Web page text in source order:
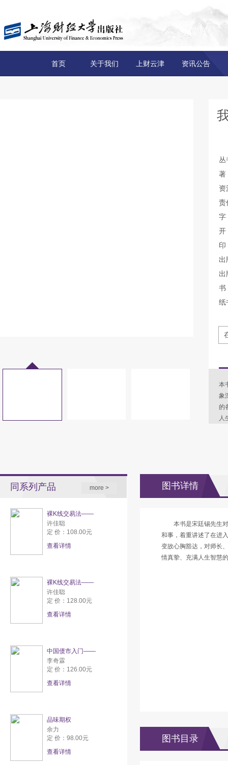
首页 关于我们 上财云津 资讯公告
丛
著
资
责
出
出
纸
本
象
的
人
同系列产品 more >
裸K线交易法——
许佳聪
定 价：108.00元
查看详情
裸K线交易法——
许佳聪
定 价：128.00元
查看详情
中国债市入门——
李奇霖
定 价：126.00元
查看详情
品味期权
余力
定 价：98.00元
查看详情
图书详情
本书是宋廷锡先生
和事，着重讲述了在进
变故心胸豁达，对师长
情真挚、充满人生智慧
图书目录